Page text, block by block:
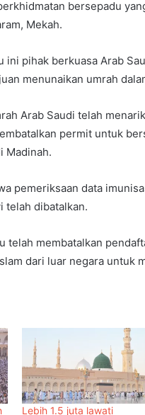
bersepadu
Mekah.
ini pihak berkuasa Arab
menunaikan umrah
Arab Saudi telah
permit untuk
Madinah.
pemeriksaan data
telah dibatalkan.
telah membatalkan
dari luar negara untuk
Lebih 1.5 juta lawati
Ketua
Haba
Empat
Israel
Tanah
Tamat
China,